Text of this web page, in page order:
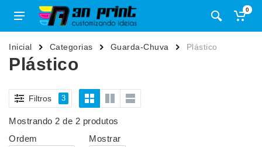
0
Inicial Categorias Guarda-Chuva Plástico
Plástico
Filtros 3
Mostrando 2 de 2 produtos
Ordem
Mostrar